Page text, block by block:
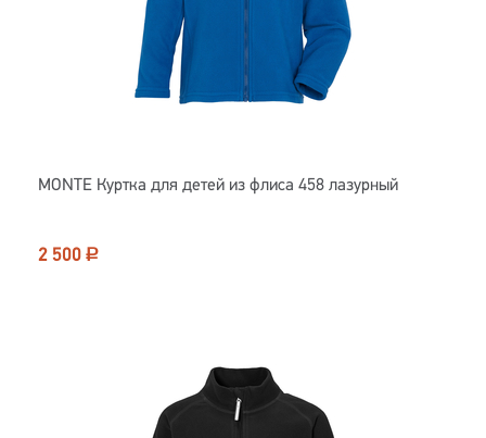
MONTE Куртка для детей из флиса 458 лазурный
2 500 Р